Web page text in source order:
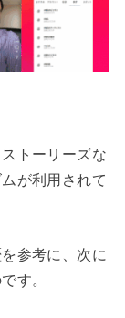
トーリーズな
が利用されて
参考に、次に
す。